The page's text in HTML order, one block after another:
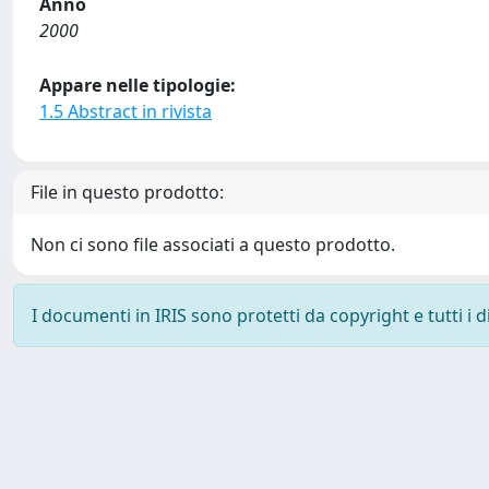
2000
Appare nelle tipologie:
1.5 Abstract in rivista
File in questo prodotto:
Non ci sono file associati a questo prodotto.
I documenti in IRIS sono protetti da copyright e tutti i